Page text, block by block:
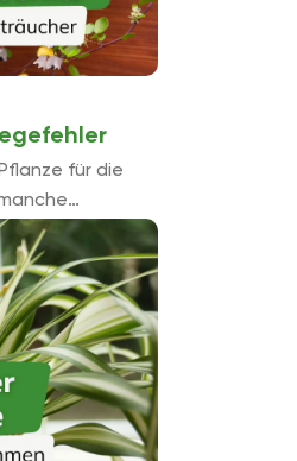
für die
sind
Dünger, denn